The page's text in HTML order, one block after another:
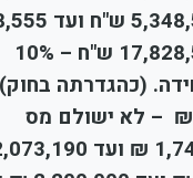
בחוק) בסך של